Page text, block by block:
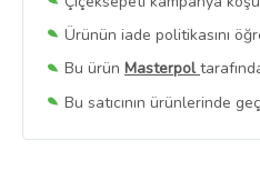
Ürünün iade politikasını
Bu ürün Masterpol
Bu satıcının ürünlerinde
Bu SatıcınınTüm